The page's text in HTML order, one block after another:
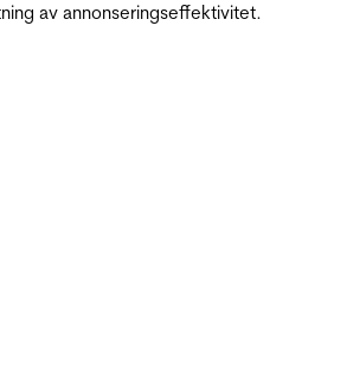
av annonseringseffektivitet.